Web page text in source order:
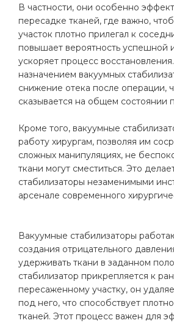
В частности, они особенно
пересадке тканей, где важно,
участок плотно прилегал к
повышает вероятность успешной
ускоряет процесс
назначением вакуумных
снижение отека после операции,
сказывается на общем состоянии
Кроме того, вакуумные
работу хирургам, позволяя им
сложных манипуляциях, не
ткани могут сместиться. Это
стабилизаторы незаменимыми
арсенале современного
Вакуумные стабилизаторы
создания отрицательного
удерживать ткани в заданном
стабилизатор прикрепляется к
пересаженному участку, он
под него, что способствует
тканей. Этот процесс важен для